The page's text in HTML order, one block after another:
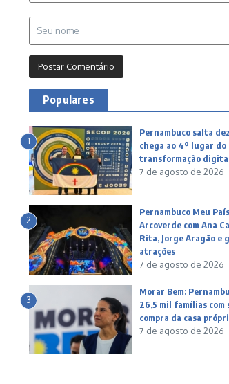
Populares
1
Pernambuco salta
chega ao 4º lugar do
transformação
7 de agosto de 2026
2
Pernambuco Meu
Arcoverde com Ana
Rita, Jorge Aragão e
atrações
7 de agosto de 2026
3
Morar Bem:
26,5 mil famílias com
compra da casa
7 de agosto de 2026